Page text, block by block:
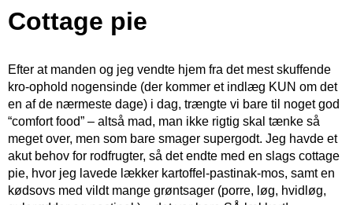
Cottage pie
Efter at manden og jeg vendte hjem fra det mest skuffende
kro-ophold nogensinde (der kommer et indlæg KUN om det
en af de nærmeste dage) i dag, trængte vi bare til noget god
“comfort food” – altså mad, man ikke rigtig skal tænke så
meget over, men som bare smager supergodt. Jeg havde et
akut behov for rodfrugter, så det endte med en slags cottage
pie, hvor jeg lavede lækker kartoffel-pastinak-mos, samt en
kødsovs med vildt mange grøntsager (porre, løg, hvidløg,